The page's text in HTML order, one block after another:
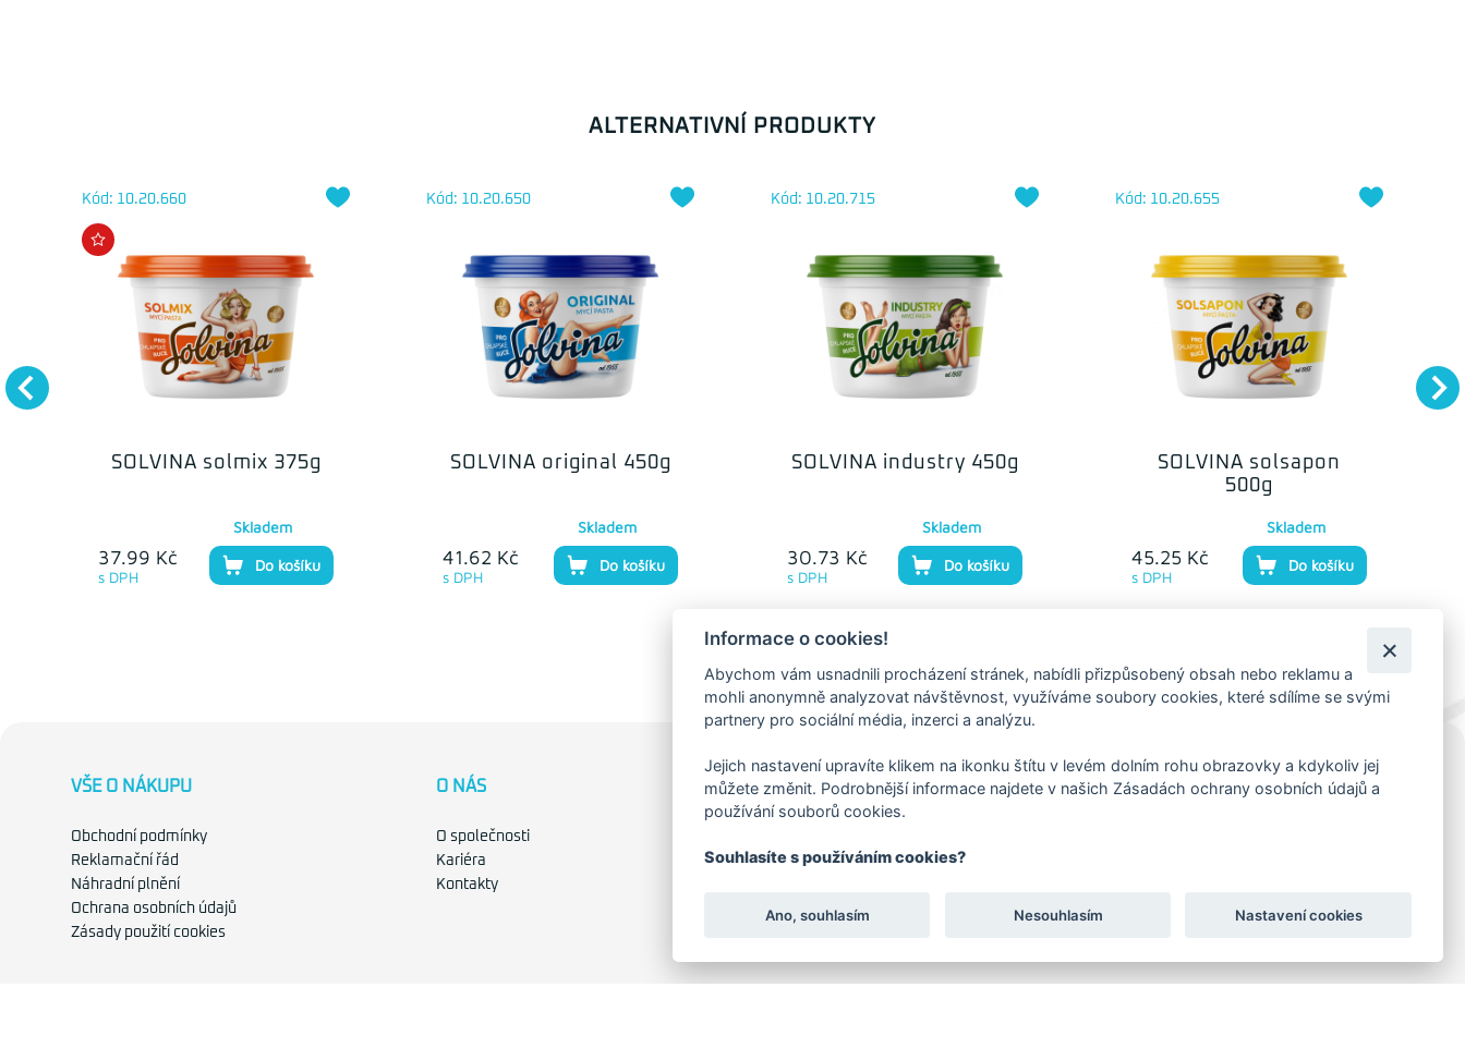
ALTERNATIVNÍ PRODUKTY
SOLVINA solmix 375g
Kód: 10.20.660
37.99 Kč
s DPH
Skladem
Do košíku
SOLVINA original 450g
Kód: 10.20.650
41.62 Kč
s DPH
Skladem
Do košíku
SOLVINA industry 450g
Kód: 10.20.715
30.73 Kč
s DPH
Skladem
Do košíku
SOLVINA solsapon
500g
Kód: 10.20.655
45.25 Kč
s DPH
Skladem
Do košíku
VŠE O NÁKUPU
Obchodní podmínky
Reklamační řád
Náhradní plnění
Ochrana osobních údajů
Zásady použití cookies
O NÁS
O společnosti
Kariéra
Kontakty
FAKTURAČNÍ ADRESA
Praha 4 - Nusle, 140 00
IČO: 28404009
KORESP. ADRESA A SKLAD
Informace o cookies!
Abychom vám usnadnili procházení stránek, nabídli přizpůsobený obsah nebo reklamu a
mohli anonymně analyzovat návštěvnost, využíváme soubory cookies, které sdílíme se svými
partnery pro sociální média, inzerci a analýzu.
Jejich nastavení upravíte klikem na ikonku štítu v levém dolním rohu obrazovky a kdykoliv jej
můžete změnit. Podrobnější informace najdete v našich Zásadách ochrany osobních údajů a
používání souborů cookies.
Souhlasíte s používáním cookies?
Ano, souhlasím Nesouhlasím Nastavení cookies